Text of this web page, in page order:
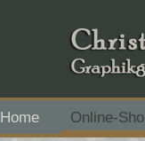
Home
Online-